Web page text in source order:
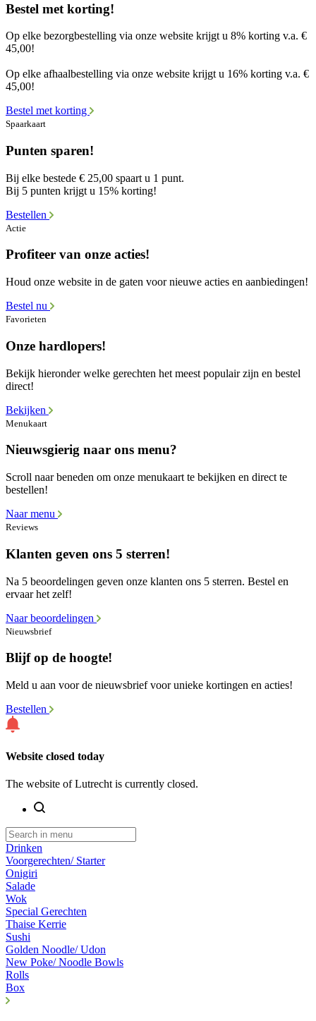
Bestel met korting!
Op elke bezorgbestelling via onze website krijgt u 8% korting v.a. €
45,00!
Op elke afhaalbestelling via onze website krijgt u 16% korting v.a. €
45,00!
Bestel met korting
Spaarkaart
Punten sparen!
Bij elke bestede € 25,00 spaart u 1 punt.
Bij 5 punten krijgt u 15% korting!
Bestellen
Actie
Profiteer van onze acties!
Houd onze website in de gaten voor nieuwe acties en aanbiedingen!
Bestel nu
Favorieten
Onze hardlopers!
Bekijk hieronder welke gerechten het meest populair zijn en bestel
direct!
Bekijken
Menukaart
Nieuwsgierig naar ons menu?
Scroll naar beneden om onze menukaart te bekijken en direct te
bestellen!
Naar menu
Reviews
Klanten geven ons 5 sterren!
Na 5 beoordelingen geven onze klanten ons 5 sterren. Bestel en
ervaar het zelf!
Naar beoordelingen
Nieuwsbrief
Blijf op de hoogte!
Meld u aan voor de nieuwsbrief voor unieke kortingen en acties!
Bestellen
Website closed today
The website of Lutrecht is currently closed.
Drinken
Voorgerechten/ Starter
Onigiri
Salade
Wok
Special Gerechten
Thaise Kerrie
Sushi
Golden Noodle/ Udon
New Poke/ Noodle Bowls
Rolls
Box